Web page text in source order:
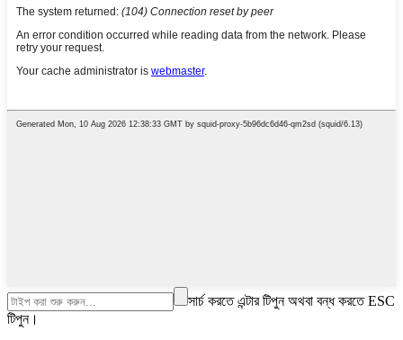
সার্চ করতে এন্টার টিপুন অথবা বন্ধ করতে ESC
টিপুন।